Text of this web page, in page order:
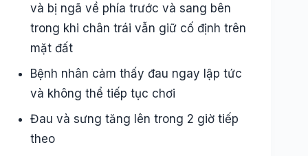
và bị ngã về phía trước và sang bên
trong khi chân trái vẫn giữ cố định trên
mặt đất
Bệnh nhân cảm thấy đau ngay lập tức
và không thể tiếp tục chơi
Đau và sưng tăng lên trong 2 giờ tiếp
theo